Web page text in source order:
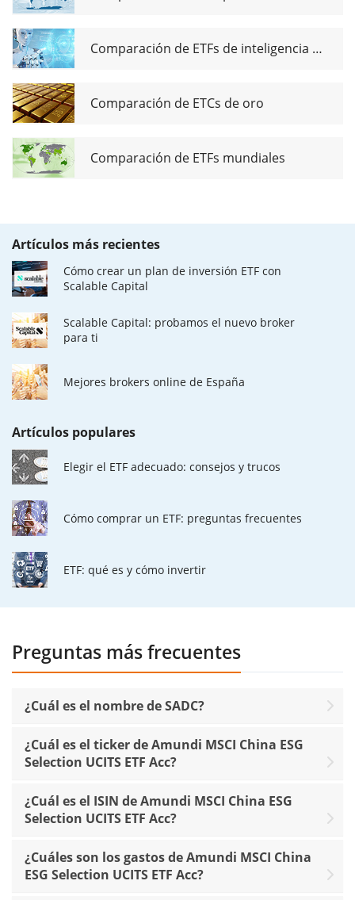
Comparación de ETFs de inteligencia artificial
Comparación de ETCs de oro
Comparación de ETFs mundiales
Artículos más recientes
Cómo crear un plan de inversión ETF con
Scalable Capital
Scalable Capital: probamos el nuevo broker
para ti
Mejores brokers online de España
Artículos populares
Elegir el ETF adecuado: consejos y trucos
Cómo comprar un ETF: preguntas frecuentes
ETF: qué es y cómo invertir
Preguntas más frecuentes
¿Cuál es el nombre de SADC?
¿Cuál es el ticker de Amundi MSCI China ESG
Selection UCITS ETF Acc?
¿Cuál es el ISIN de Amundi MSCI China ESG
Selection UCITS ETF Acc?
¿Cuáles son los gastos de Amundi MSCI China
ESG Selection UCITS ETF Acc?